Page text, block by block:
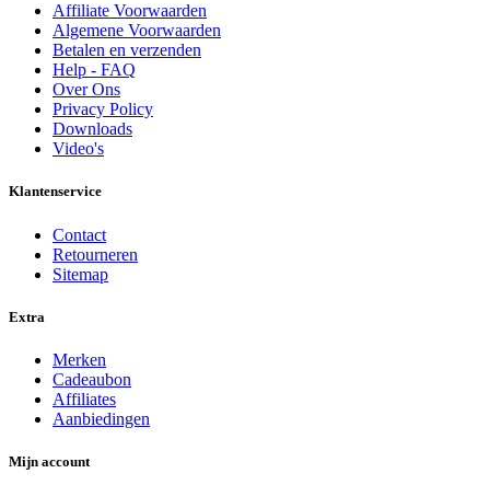
Affiliate Voorwaarden
Algemene Voorwaarden
Betalen en verzenden
Help - FAQ
Over Ons
Privacy Policy
Downloads
Video's
Klantenservice
Contact
Retourneren
Sitemap
Extra
Merken
Cadeaubon
Affiliates
Aanbiedingen
Mijn account